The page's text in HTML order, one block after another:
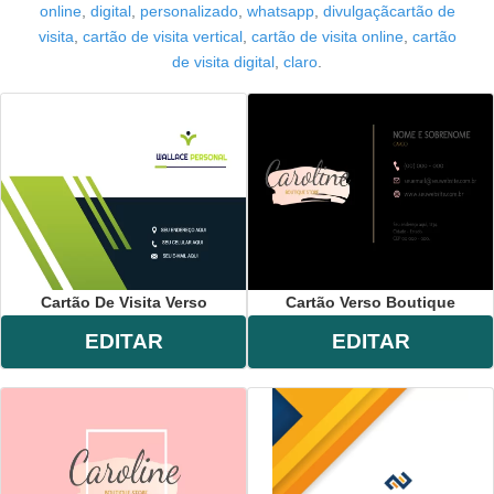
online, digital, personalizado, whatsapp, divulgaçãcartão de
visita cartão de visita vertical, cartão de visita online, cartão
de visita digital claro
Cartão De Visita Verso
EDITAR
Cartão Verso Boutique
EDITAR